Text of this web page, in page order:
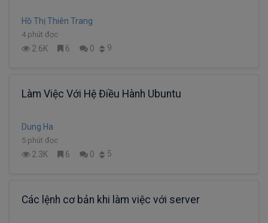
Hồ Thị Thiên Trang
4 phút đọc
2.6K 6 0 9
Làm Việc Với Hệ Điều Hành Ubuntu
Dung Ha
5 phút đọc
2.3K 6 0 5
Các lệnh cơ bản khi làm việc với server